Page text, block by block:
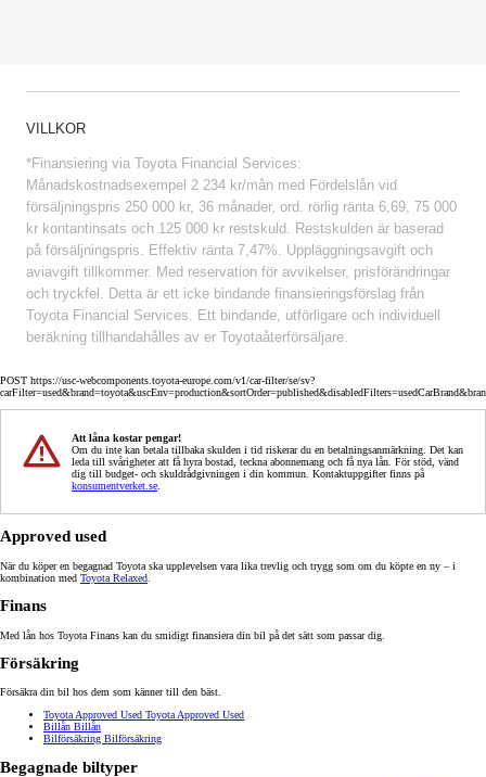
VILLKOR
*Finansiering via Toyota Financial Services:
Månadskostnadsexempel 2 234 kr/mån med Fördelslån vid
försäljningspris 250 000 kr, 36 månader, ord. rörlig ränta 6,69, 75 000
kr kontantinsats och 125 000 kr restskuld. Restskulden är baserad
på försäljningspris. Effektiv ränta 7,47%. Uppläggningsavgift och
aviavgift tillkommer. Med reservation för avvikelser, prisförändringar
och tryckfel. Detta är ett icke bindande finansieringsförslag från
Toyota Financial Services. Ett bindande, utförligare och individuell
beräkning tillhandahålles av er Toyotaåterförsäljare.
POST https://usc-webcomponents.toyota-europe.com/v1/car-filter/se/sv?
Att låna kostar pengar!
Om du inte kan betala tillbaka skulden i tid riskerar du en betalningsanmärkning. Det kan
leda till svårigheter att få hyra bostad, teckna abonnemang och få nya lån. För stöd, vänd
dig till budget- och skuldrådgivningen i din kommun. Kontaktuppgifter finns på
konsumentverket.se
Approved used
När du köper en begagnad Toyota ska upplevelsen vara lika trevlig och trygg som om du köpte en ny – i
kombination med Toyota Relaxed
Finans
Med lån hos Toyota Finans kan du smidigt finansiera din bil på det sätt som passar dig.
Försäkring
Försäkra din bil hos dem som känner till den bäst.
Toyota Approved Used Toyota Approved Used
Billån Billån
Bilförsäkring Bilförsäkring
Begagnade biltyper